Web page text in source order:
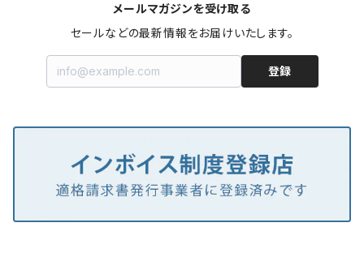
メールマガジンを受け取る
セールなどの最新情報をお届けいたします。
登録